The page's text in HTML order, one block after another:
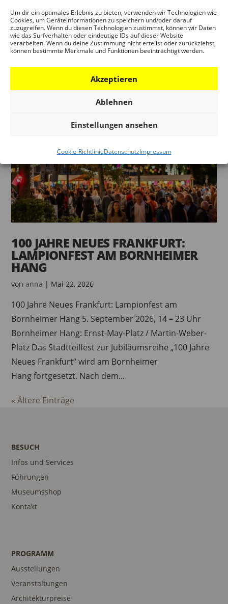
Um dir ein optimales Erlebnis zu bieten, verwenden wir Technologien wie
Cookies, um Geräteinformationen zu speichern und/oder darauf
zuzugreifen. Wenn du diesen Technologien zustimmst, können wir Daten
wie das Surfverhalten oder eindeutige IDs auf dieser Website
verarbeiten. Wenn du deine Zustimmung nicht erteilst oder zurückziehst,
können bestimmte Merkmale und Funktionen beeinträchtigt werden.
Akzeptieren
Ablehnen
Einstellungen ansehen
Cookie-RichtlinieDatenschutzImpressum
im Einfamilienhausbestand Podiumsdiskussion 20.
August 2026, 19 Uhr DAM Auditorium Teilnahme: 7
EUR Das Einfamilienhaus prägt wie kein anderer
und steht heute im Zentrum...
100 JAHRE NEUES FRANKFURT:
LAMPIONFEST AM BORNHEIMER
HANG
vonanna | Mai 22, 2026
100 Jahre Neues Frankfurt: Lampionfest am
Bornheimer Hang 5. September 2026, 14 – 23 Uhr
Bornheimer Hang: Ernst-May-Platz / Martin-Weber-
Platz Das Stadtteilfest zur Jubiläumsreihe „100 Jahre
Neues Frankfurt“ wird am Bornheimer
Hang fortgesetzt. Nach dem...
« Ältere Einträge
BESUCH
Infos und Services
Führungen
Museumsshop
Kontakt
PROGRAMM
Ausstellungen
Veranstaltungen
Architekturpreise